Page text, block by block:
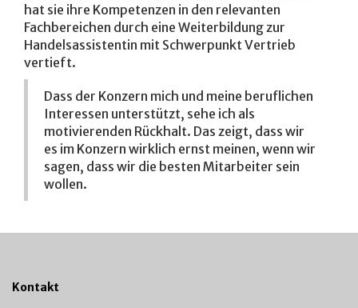
hat sie ihre Kompetenzen in den relevanten
Fachbereichen durch eine Weiterbildung zur
Handelsassistentin mit Schwerpunkt Vertrieb
vertieft.
Dass der Konzern mich und meine beruflichen
Interessen unterstützt, sehe ich als
motivierenden Rückhalt. Das zeigt, dass wir
es im Konzern wirklich ernst meinen, wenn wir
sagen, dass wir die besten Mitarbeiter sein
wollen.
Kontakt